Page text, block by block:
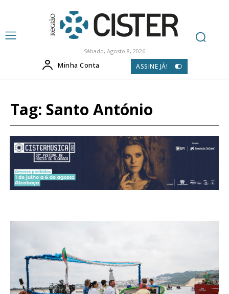
Sábado, Agosto 8, 2026
Minha Conta ASSINE JÁ!
Tag: Santo António